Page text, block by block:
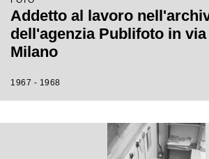
Addetto al lavoro
dell'agenzia Publifoto in
Milano
1967 - 1968